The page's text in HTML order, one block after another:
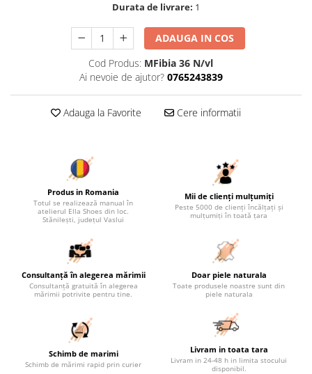
Durata de livrare: 1
ADAUGA IN COS
Cod Produs: MFibia 36 N/vl
Ai nevoie de ajutor? 0765243839
Adauga la Favorite Cere informatii
Produs in Romania
Totul se realizează manual în
atelierul Ella Shoes din loc.
Stănilești, județul Vaslui
Mii de clienți mulțumiți
Peste 5000 de clienți încălțați și
mulțumiți în toată țara
Consultanță în alegerea mărimii
Consultanță gratuită în alegerea
mărimii potrivite pentru tine.
Doar piele naturala
Toate produsele noastre sunt din
piele naturala
Schimb de marimi
Schimb de mărimi rapid prin curier
Livram in toata tara
Livram in 24-48 h in limita stocului
disponibil.